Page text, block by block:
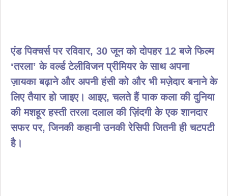
एंड पिक्चर्स पर रविवार, 30 जून को दोपहर 12 बजे फिल्म
‘तरला’ के वर्ल्ड टेलीविजन प्रीमियर के साथ अपना
ज़ायका बढ़ाने और अपनी हंसी को और भी मज़ेदार बनाने के
लिए तैयार हो जाइए। आइए, चलते हैं पाक कला की दुनिया
की मशहूर हस्ती तरला दलाल की ज़िंदगी के एक शानदार
सफर पर, जिनकी कहानी उनकी रेसिपी जितनी ही चटपटी
है।